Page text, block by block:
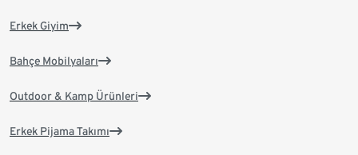
Erkek Giyim
Bahçe Mobilyaları
Outdoor & Kamp Ürünleri
Erkek Pijama Takımı